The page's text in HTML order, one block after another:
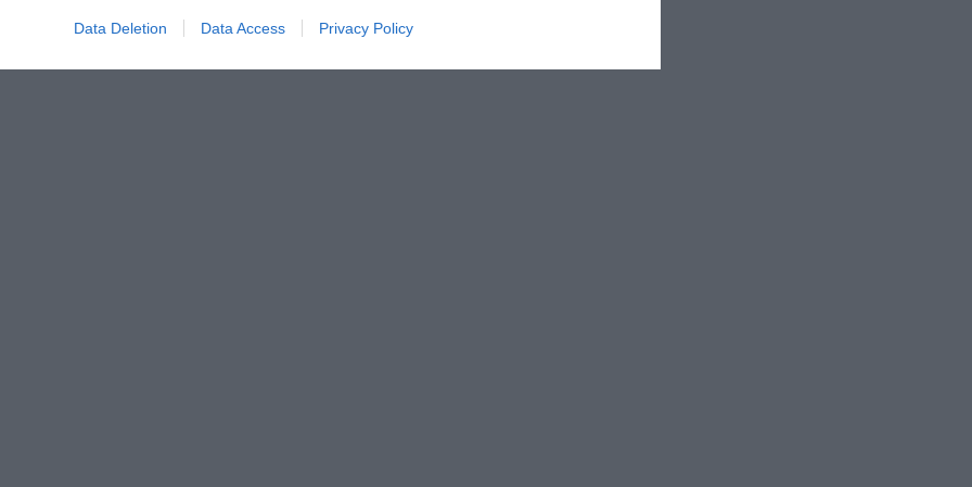
Data Deletion Data Access Privacy Policy